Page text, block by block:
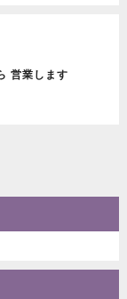
営業します